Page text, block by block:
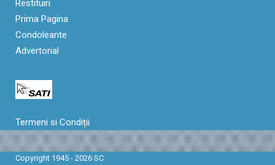
Restituiri
Prima Pagina
Condoleante
Advertorial
Termeni si Condiții
Copyright 1945 - 2026 SC